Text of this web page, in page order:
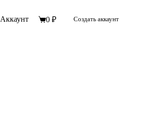
Аккаунт Корзина
0 ₽ Создать аккаунт